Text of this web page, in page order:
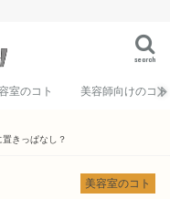
search
室のコト 美容師向けのコト
きっぱなし？
美容室のコト